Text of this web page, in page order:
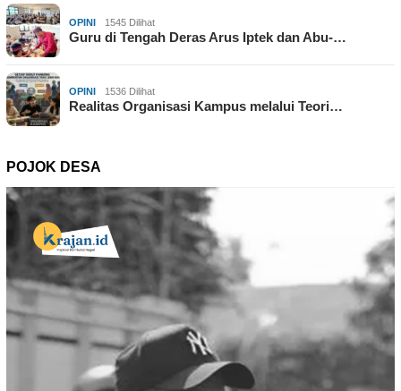
OPINI 1545 Dilihat
Guru di Tengah Deras Arus Iptek dan Abu-…
OPINI 1536 Dilihat
Realitas Organisasi Kampus melalui Teori…
POJOK DESA